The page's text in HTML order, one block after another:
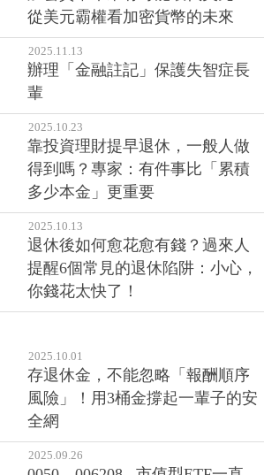
從美元霸權看加密貨幣的未來
2025.11.13
辦理「金融註記」保護失智症長
輩
2025.10.23
靠投資理財提早退休，一般人做
得到嗎？專家：有件事比「累積
多少本金」更重要
2025.10.13
退休後如何愈花愈有錢？過來人
提醒6個常見的退休陷阱：小心，
你錢花太快了！
存退休金，不能忽略「報酬順序
風險」！用3桶金撐起一輩子的安
全網
2025.09.26
0050、006208...市值型ETF一直